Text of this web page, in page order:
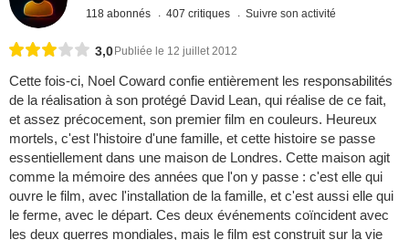
118 abonnés 407 critiques Suivre son activité
3,0 Publiée le 12 juillet 2012
Cette fois-ci, Noel Coward confie entièrement les responsabilités
de la réalisation à son protégé David Lean, qui réalise de ce fait,
et assez précocement, son premier film en couleurs. Heureux
mortels, c'est l'histoire d'une famille, et cette histoire se passe
essentiellement dans une maison de Londres. Cette maison agit
comme la mémoire des années que l'on y passe : c'est elle qui
ouvre le film, avec l'installation de la famille, et c'est aussi elle qui
le ferme, avec le départ. Ces deux événements coïncident avec
les deux guerres mondiales, mais le film est construit sur la vie